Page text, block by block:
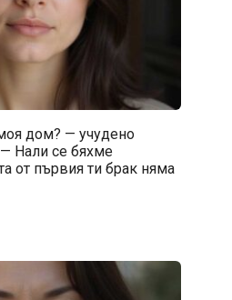
дом? — учудено
— Нали се бяхме
от първия ти брак няма